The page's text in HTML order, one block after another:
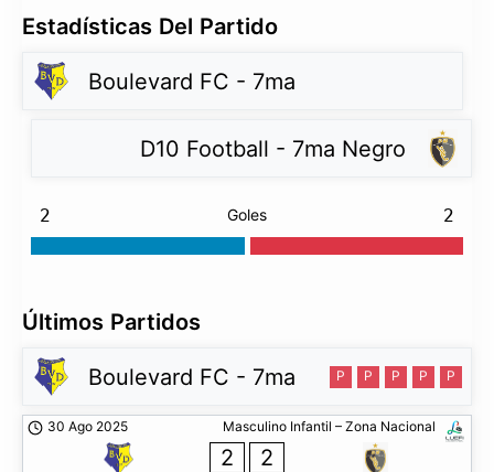
Estadísticas Del Partido
Boulevard FC - 7ma
D10 Football - 7ma Negro
2 Goles 2
Últimos Partidos
Boulevard FC - 7ma P P P P P
Masculino Infantil – Zona Nacional
30 Ago 2025
2 2